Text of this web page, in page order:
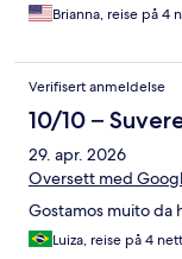
Brianna, reise på 4
Verifisert anmeldelse
10/10 –
29. apr. 2026
Oversett med
Gostamos muito da
Luiza, reise på 4